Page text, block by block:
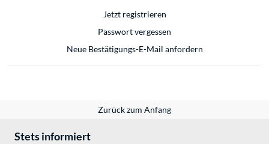
Jetzt registrieren
Passwort vergessen
Neue Bestätigungs-E-Mail anfordern
Zurück zum Anfang
Stets informiert